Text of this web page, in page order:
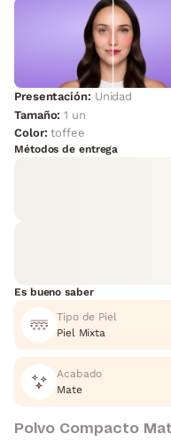
Presentación: Unidad
Tamaño:1 un
Color:toffee
Métodos de entrega
Es bueno saber
Tipo de Piel
Piel Mixta
Acabado
Mate
Polvo Compacto